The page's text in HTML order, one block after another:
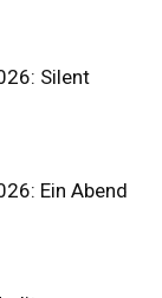
Silent
Ein Abend